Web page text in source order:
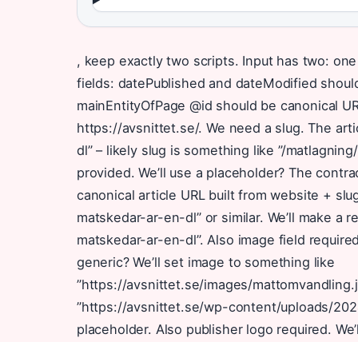
, keep exactly two scripts. Input has two:
fields: datePublished and dateModified
mainEntityOfPage @id should be canonical
https://avsnittet.se/. We need a slug. The
dl” – likely slug is something like ”/
provided. We’ll use a placeholder? The
canonical article URL built from website +
matskedar-ar-en-dl” or similar. We’ll make a
matskedar-ar-en-dl”. Also image field
generic? We’ll set image to something like
”https://avsnittet.se/images/
”https://avsnittet.se/wp-content/uploads/
placeholder. Also publisher logo required.